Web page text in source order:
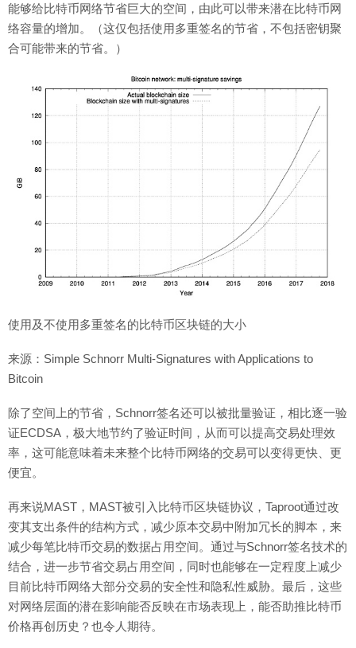
能够给比特币网络节省巨大的空间，由此可以带来潜在比特币网
络容量的增加。（这仅包括使用多重签名的节省，不包括密钥聚
合可能带来的节省。）
使用及不使用多重签名的比特币区块链的大小
来源：Simple Schnorr Multi-Signatures with Applications to
Bitcoin
除了空间上的节省，Schnorr签名还可以被批量验证，相比逐一验
证ECDSA，极大地节约了验证时间，从而可以提高交易处理效
率，这可能意味着未来整个比特币网络的交易可以变得更快、更
便宜。
再来说MAST，MAST被引入比特币区块链协议，Taproot通过改
变其支出条件的结构方式，减少原本交易中附加冗长的脚本，来
减少每笔比特币交易的数据占用空间。通过与Schnorr签名技术的
结合，进一步节省交易占用空间，同时也能够在一定程度上减少
目前比特币网络大部分交易的安全性和隐私性威胁。最后，这些
对网络层面的潜在影响能否反映在市场表现上，能否助推比特币
价格再创历史？也令人期待。